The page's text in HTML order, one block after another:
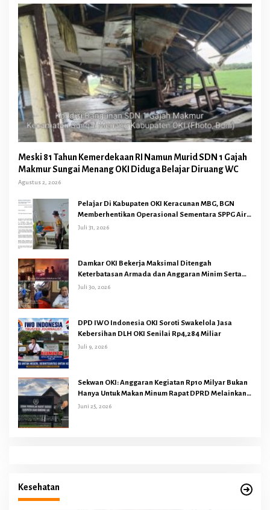
Meski 81 Tahun Kemerdekaan RI Namun Murid SDN 1 Gajah
Makmur Sungai Menang OKI Diduga Belajar Diruang WC
Agustus 2, 2026
Pelajar Di Kabupaten OKI Keracunan MBG, BGN
Memberhentikan Operasional Sementara SPPG Air
Sugihan Bandar Jaya
Juli 31, 2026
Damkar OKI Bekerja Maksimal Ditengah
Keterbatasan Armada dan Anggaran Minim Serta
Gaji Jauh Dari Harapan
Juli 30, 2026
DPD IWO Indonesia OKI Soroti Swakelola Jasa
Kebersihan DLH OKI Senilai Rp4,284 Miliar
Juli 9, 2026
Sekwan OKI: Anggaran Kegiatan Rp10 Milyar Bukan
Hanya Untuk Makan Minum Rapat DPRD Melainkan
Juga Kegiatan Reses Dapil 45 Anggota Dewan
Juni 25, 2026
Kesehatan